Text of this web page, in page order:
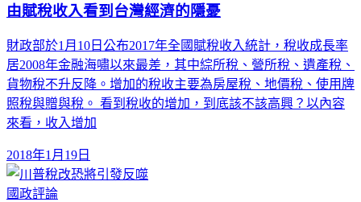
由賦稅收入看到台灣經濟的隱憂
財政部於1月10日公布2017年全國賦稅收入統計，稅收成長率
居2008年金融海嘯以來最差，其中綜所稅、營所稅、遺產稅、
貨物稅不升反降。增加的稅收主要為房屋稅、地價稅、使用牌
照稅與贈與稅。 看到稅收的增加，到底該不該高興？以內容
來看，收入增加
2018年1月19日
國政評論